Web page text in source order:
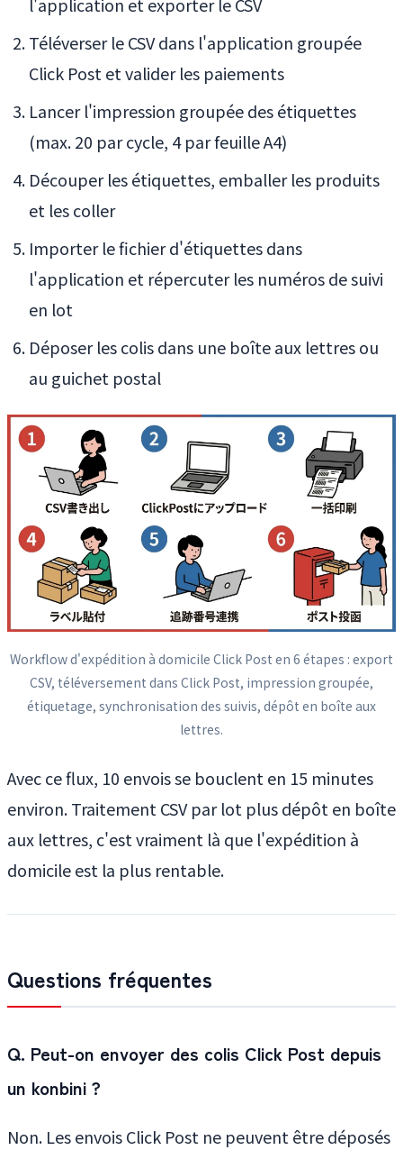
Téléverser le CSV dans l'application groupée
Click Post et valider les paiements
Lancer l'impression groupée des étiquettes
(max. 20 par cycle, 4 par feuille A4)
Découper les étiquettes, emballer les produits
et les coller
Importer le fichier d'étiquettes dans
l'application et répercuter les numéros de suivi
en lot
Déposer les colis dans une boîte aux lettres ou
au guichet postal
Workflow d'expédition à domicile Click Post en 6 étapes : export
CSV, téléversement dans Click Post, impression groupée,
étiquetage, synchronisation des suivis, dépôt en boîte aux
lettres.
Avec ce flux, 10 envois se bouclent en 15 minutes
environ. Traitement CSV par lot plus dépôt en boîte
aux lettres, c'est vraiment là que l'expédition à
domicile est la plus rentable.
Questions fréquentes
Q. Peut-on envoyer des colis Click Post depuis
un konbini ?
Non. Les envois Click Post ne peuvent être déposés